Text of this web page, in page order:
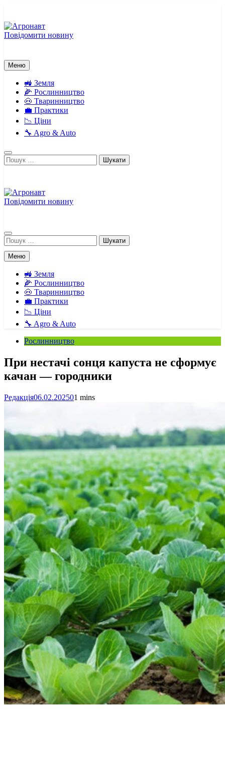
вмісту
Повідомити новину
Меню
🚜 Земля
🌽 Рослинництво
🐽 Тваринництво
💼 Практики
📉 Ціни
🔧 Agro & Auto
Пошук:
Повідомити новину
Пошук:
Меню
🚜 Земля
🌽 Рослинництво
🐽 Тваринництво
💼 Практики
📉 Ціни
🔧 Agro & Auto
Рослинництво
При нестачі сонця капуста не сформує
качан — городники
Редакція06.02.202501 mins